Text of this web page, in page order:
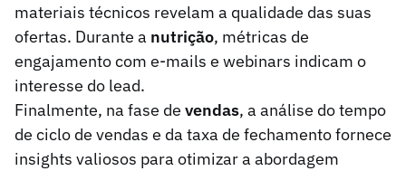
materiais técnicos revelam a qualidade das suas
ofertas. Durante a nutrição, métricas de
engajamento com e-mails e webinars indicam o
interesse do lead.
Finalmente, na fase de vendas, a análise do tempo
de ciclo de vendas e da taxa de fechamento fornece
insights valiosos para otimizar a abordagem